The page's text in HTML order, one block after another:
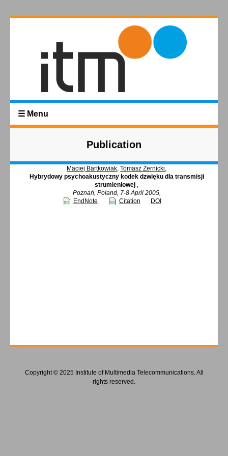
☰ Menu
Publication
Maciej Bartkowiak,Tomasz Żernicki,
Hybrydowy psychoakustyczny kodek dzwięku dla transmisji
strumieniowej ,
Poznań, Poland, 7-8 April 2005,
EndNote
Citation DOI
Copyright © 2025 Institute of Multimedia Telecommunications. All
rights reserved.